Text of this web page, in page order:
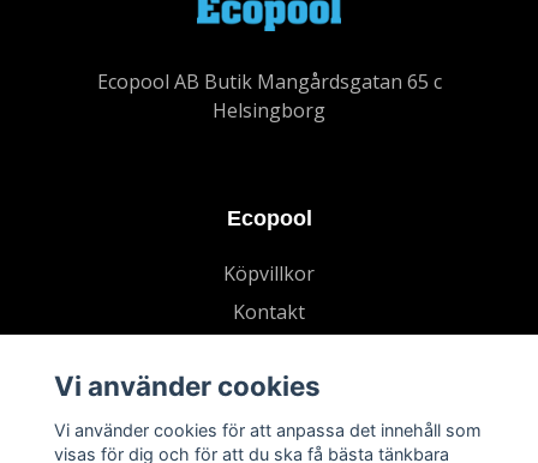
Ecopool AB Butik Mangårdsgatan 65 c
Helsingborg
Ecopool
Köpvillkor
Kontakt
Vi använder cookies
Vi använder cookies för att anpassa det innehåll som
visas för dig och för att du ska få bästa tänkbara